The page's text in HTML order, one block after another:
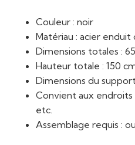
Couleur : noir
Matériau : acier
Dimensions totales :
Hauteur totale : 150
Dimensions du
Convient aux endroits
etc.
Assemblage requis :